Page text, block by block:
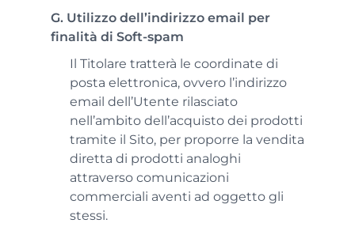
G. Utilizzo dell’indirizzo email per
finalità di Soft-spam
Il Titolare tratterà le coordinate di
posta elettronica, ovvero l’indirizzo
email dell’Utente rilasciato
nell’ambito dell’acquisto dei prodotti
tramite il Sito, per proporre la vendita
diretta di prodotti analoghi
attraverso comunicazioni
commerciali aventi ad oggetto gli
stessi.